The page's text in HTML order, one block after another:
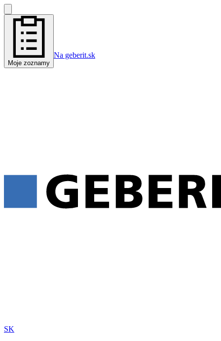
Moje zoznamy
Na geberit.sk
SK